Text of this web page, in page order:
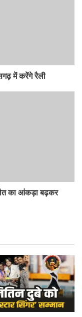
में करेंगे रैली
का आंकड़ा बढ़कर